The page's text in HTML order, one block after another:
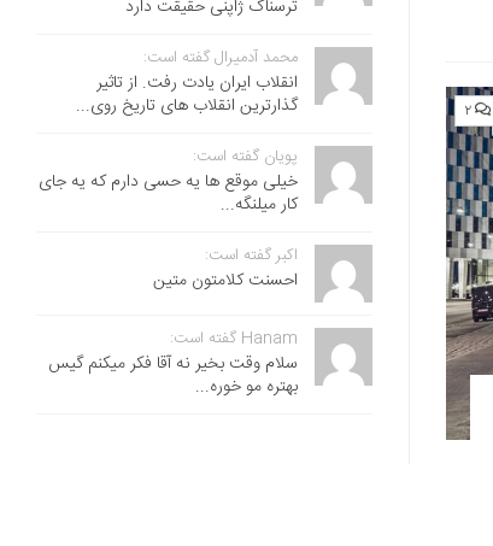
۲
ترسناک ژاپنی حقیقت دارد
محمد آدمیرال گفته است:
انقلاب ایران یادت رفت. از تاثیر
گذارترین انقلاب های تاریخ روی...
پویان گفته است:
خیلی موقع ها یه حسی دارم که یه جای
کار میلنگه...
اکبر گفته است:
احسنت ‌کلامتون متین
Hanam گفته است:
سلام وقت بخیر نه آقا فکر میکنم گیس
بهتره مو خوره...